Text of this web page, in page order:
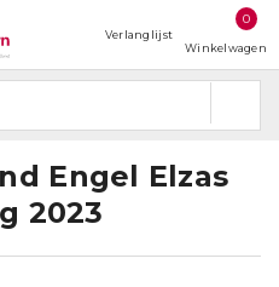
Verlanglijst
0
Winkelwagen
Engel Elzas
2023